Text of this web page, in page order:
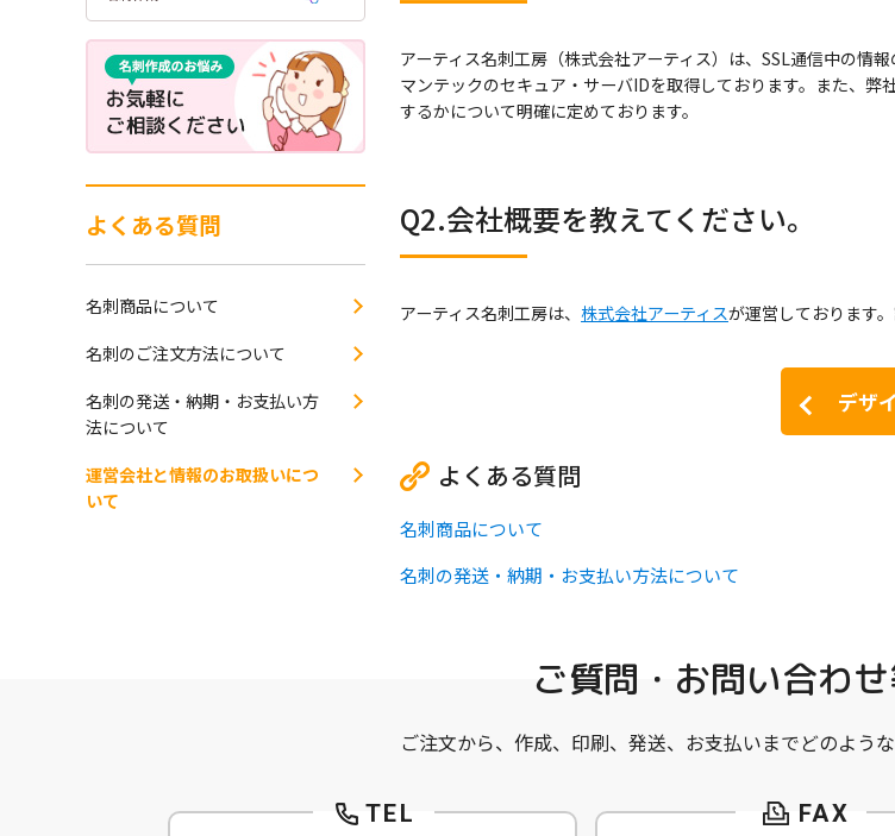
アーティス名刺工房（株式会社アーティス）は、SSL通信中の情
マンテックのセキュア・サーバIDを取得しております。また、弊
するかについて明確に定めております。
Q2.会社概要を教えてください。
アーティス名刺工房は、 株式会社アーティスが運営しております
デザ
よくある質問
名刺商品について
名刺の発送・納期・お支払い方法について
よくある質問
名刺商品について
名刺のご注文方法について
名刺の発送・納期・お支払い方
法について
運営会社と情報のお取扱いにつ
いて
ご質問・お問い合わ
ご注文から、作成、印刷、発送、お支払いまでどのよう